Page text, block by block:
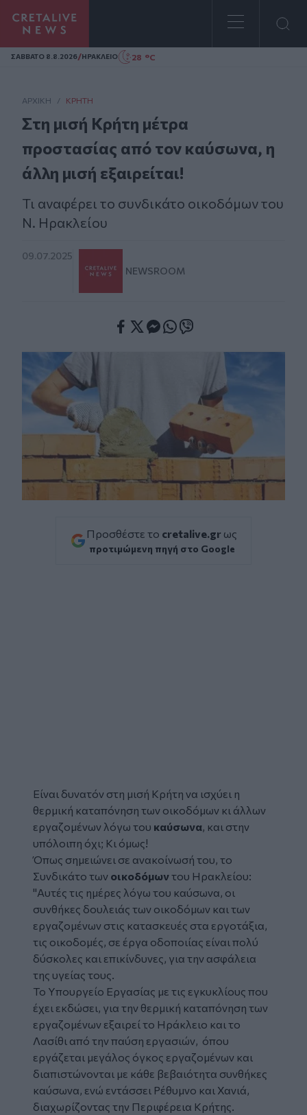
Homepage
ΣAΒΒΑΤΟ 8.8.2026/ΗΡΑΚΛΕΙΟ 28 °C
ΑΡΧΙΚΗ / ΚΡΉΤΗ
Στη μισή Κρήτη μέτρα
προστασίας από τον καύσωνα, η
άλλη μισή εξαιρείται!
Τι αναφέρει το συνδικάτο οικοδόμων του
Ν. Ηρακλείου
09.07.2025
NEWSROOM
Προσθέστε το cretalive.gr ως
προτιμώμενη πηγή στο Google
Είναι δυνατόν στη μισή Κρήτη να ισχύει η
θερμική καταπόνηση των οικοδόμων κι άλλων
εργαζομένων λόγω του καύσωνα, και στην
υπόλοιπη όχι; Κι όμως!
Όπως σημειώνει σε ανακοίνωσή του, το
Συνδικάτο των οικοδόμωντου Ηρακλείου:
"Αυτές τις ημέρες λόγω του καύσωνα, οι
συνθήκες δουλειάς των οικοδόμων και των
εργαζομένων στις κατασκευές στα εργοτάξια,
τις οικοδομές, σε έργα οδοποιίας είναι πολύ
δύσκολες και επικίνδυνες, για την ασφάλεια
της υγείας τους.
Το Υπουργείο Εργασίας με τις εγκυκλίους που
έχει εκδώσει, για την θερμική καταπόνηση των
εργαζομένων εξαιρεί το Ηράκλειο και το
Λασίθι από την παύση εργασιών, όπου
εργάζεται μεγάλος όγκος εργαζομένων και
διαπιστώνονται με κάθε βεβαιότητα συνθήκες
καύσωνα, ενώ εντάσσει Ρέθυμνο και Χανιά,
διαχωρίζοντας την Περιφέρεια Κρήτης.